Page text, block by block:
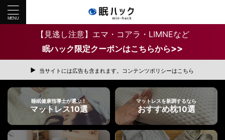
【見逃し注意】エマ・コアラ・LIMNEなど
眠ハック限定クーポンはこちらから>>
当サイトには広告も含まれます。コンテンツポリシーはこちら
睡眠健康指導士が選ぶ！
マットレス10選
マットレスを新調するなら
おすすめ枕10選